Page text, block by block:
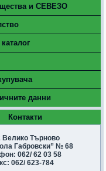
и СЕВЕЗО
данни
Контакти
Велико Търново
Габровски” № 68
062/ 62 03 58
062/ 623-784